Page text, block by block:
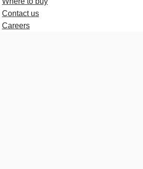
Contact us
Careers